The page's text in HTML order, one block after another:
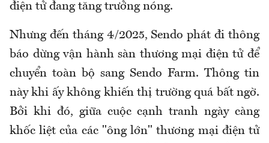
điện tử đang tăng trưởng nóng.
Nhưng đến tháng 4/2025, Sendo phát đi thông
báo dừng vận hành sàn thương mại điện tử để
chuyển toàn bộ sang Sendo Farm. Thông tin
này khi ấy không khiến thị trường quá bất ngờ.
Bởi khi đó, giữa cuộc cạnh tranh ngày càng
khốc liệt của các "ông lớn" thương mại điện tử